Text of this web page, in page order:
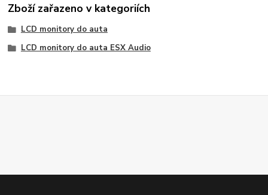
Zboží zařazeno v kategoriích
LCD monitory do auta
LCD monitory do auta ESX Audio